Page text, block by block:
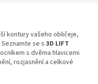
kontury vašeho obličeje,
se s 3D LIFT
s dvěma hlavicemi
rozjasnění a celkové